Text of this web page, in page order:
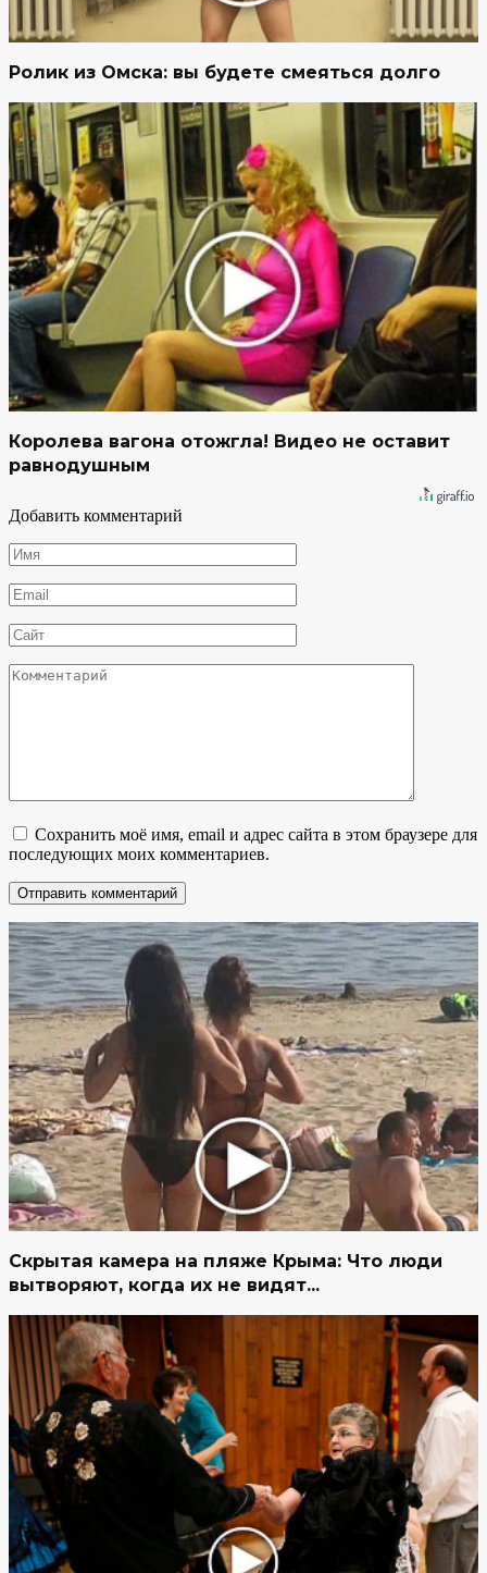
Ролик из Омска: вы будете смеяться долго
Королева вагона отожгла! Видео не оставит
равнодушным
Добавить комментарий
Имя
*
Email
*
Сайт
Комментарий
Сохранить моё имя, email и адрес сайта в этом браузере для
последующих моих комментариев.
Скрытая камера на пляже Крыма: Что люди
вытворяют, когда их не видят...